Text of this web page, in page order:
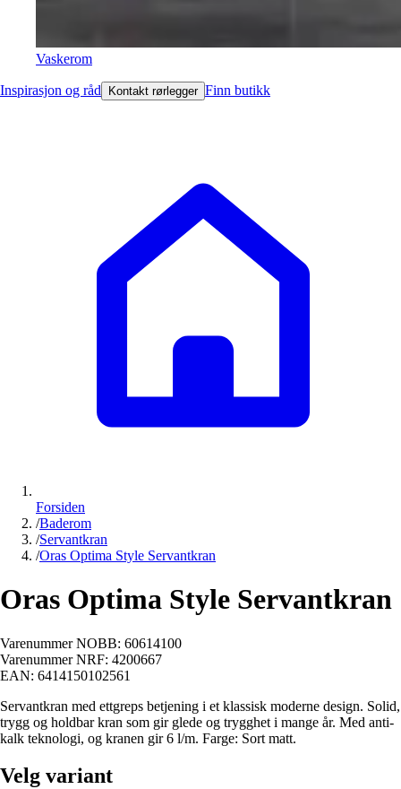
Vaskerom
Inspirasjon og råd Kontakt rørlegger Finn butikk
Forsiden
/Baderom
/Servantkran
/Oras Optima Style Servantkran
Oras Optima Style Servantkran
Varenummer NOBB: 60614100
Varenummer NRF: 4200667
EAN: 6414150102561
Servantkran med ettgreps betjening i et klassisk moderne design. Solid,
trygg og holdbar kran som gir glede og trygghet i mange år. Med anti-
kalk teknologi, og kranen gir 6 l/m. Farge: Sort matt.
Velg variant